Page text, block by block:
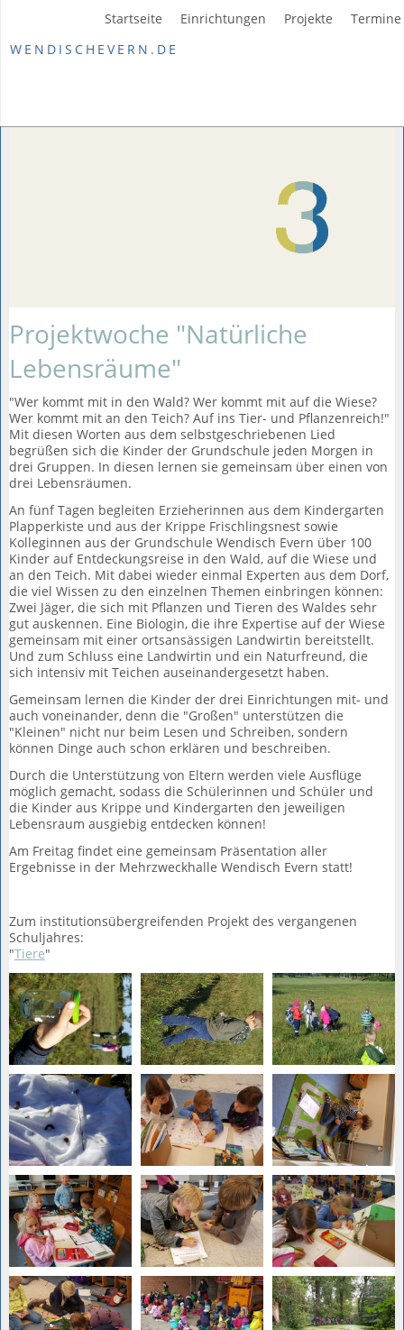
Termine
Projekte
Einrichtungen
Startseite
WENDISCHEVERN.DE
Projektwoche "Natürliche
Lebensräume"
"Wer kommt mit in den Wald? Wer kommt mit auf die Wiese?
Wer kommt mit an den Teich? Auf ins Tier- und Pflanzenreich!"
Mit diesen Worten aus dem selbstgeschriebenen Lied
begrüßen sich die Kinder der Grundschule jeden Morgen in
drei Gruppen. In diesen lernen sie gemeinsam über einen von
drei Lebensräumen.
An fünf Tagen begleiten Erzieherinnen aus dem Kindergarten
Plapperkiste und aus der Krippe Frischlingsnest sowie
Kolleginnen aus der Grundschule Wendisch Evern über 100
Kinder auf Entdeckungsreise in den Wald, auf die Wiese und
an den Teich. Mit dabei wieder einmal Experten aus dem Dorf,
die viel Wissen zu den einzelnen Themen einbringen können:
Zwei Jäger, die sich mit Pflanzen und Tieren des Waldes sehr
gut auskennen. Eine Biologin, die ihre Expertise auf der Wiese
gemeinsam mit einer ortsansässigen Landwirtin bereitstellt.
Und zum Schluss eine Landwirtin und ein Naturfreund, die
sich intensiv mit Teichen auseinandergesetzt haben.
Gemeinsam lernen die Kinder der drei Einrichtungen mit- und
auch voneinander, denn die "Großen" unterstützen die
"Kleinen" nicht nur beim Lesen und Schreiben, sondern
können Dinge auch schon erklären und beschreiben.
Durch die Unterstützung von Eltern werden viele Ausflüge
möglich gemacht, sodass die Schülerinnen und Schüler und
die Kinder aus Krippe und Kindergarten den jeweiligen
Lebensraum ausgiebig entdecken können!
Am Freitag findet eine gemeinsam Präsentation aller
Ergebnisse in der Mehrzweckhalle Wendisch Evern statt!
Zum institutionsübergreifenden Projekt des vergangenen
Schuljahres:
"Tiere"